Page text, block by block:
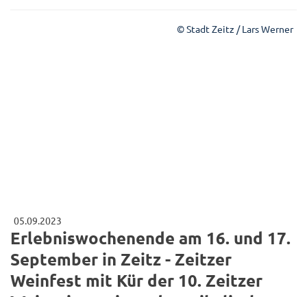
© Stadt Zeitz / Lars Werner
05.09.2023
Erlebniswochenende am 16. und 17.
September in Zeitz - Zeitzer
Weinfest mit Kür der 10. Zeitzer